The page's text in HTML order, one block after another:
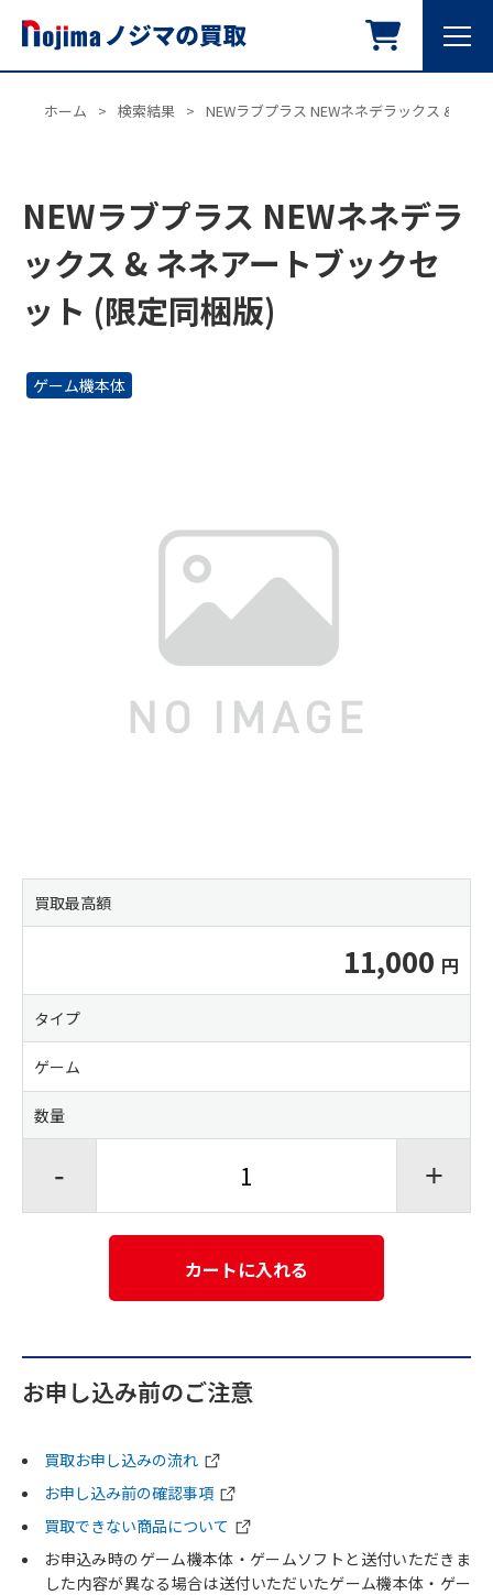
ホーム > 検索結果 > NEWラブプラス NEWネネデラックス & ネ
NEWラブプラス NEWネネデラ
ックス & ネネアートブックセ
ット (限定同梱版)
ゲーム機本体
買取最高額
11,000
タイプ
ゲーム
数量
- +
カートに入れる
お申し込み前のご注意
買取お申し込みの流れ
お申し込み前の確認事項
買取できない商品について
お申込み時のゲーム機本体・ゲームソフトと送付いただきま
した内容が異なる場合は送付いただいたゲーム機本体・ゲー